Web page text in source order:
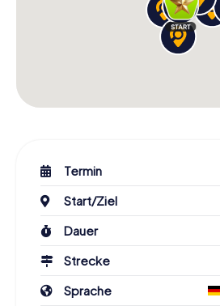
Termin
Start/Ziel
Dauer
Strecke
Sprache